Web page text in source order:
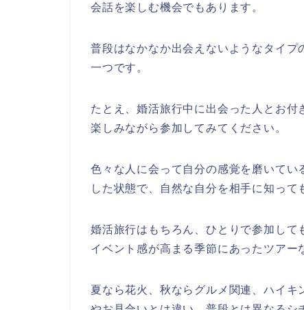
会話を楽しむ機会でもあります。
普段はなかなか出会えないようなタイ
一つです。
たとえ、婚活旅行中に出会った人とお
楽しみながら参加してみてください。
色々な人に会って自分の感覚を磨いてい
した状態で、自然な自分を相手に知って
婚活旅行はもちろん、ひとりで参加して
イベント感が高まる季節にあったツアー
夏なら花火、秋ならグルメ関連、ハイ